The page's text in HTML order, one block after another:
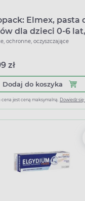
pasta do zębów dla
Elmex, pasta
dla dzieci 0-6
ochronne, oczyszczające
zł
Dodaj do koszyka
cena jest ceną maksymalną. Dowiedz